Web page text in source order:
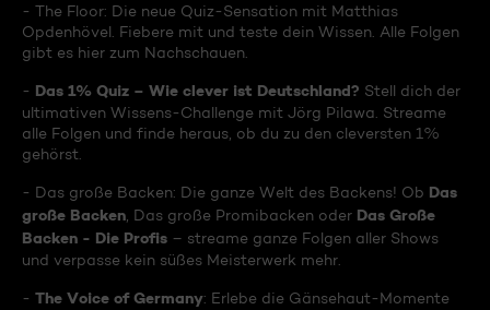
- The Floor: Die neue Quiz-Sensation mit Matthias
Opdenhövel. Fiebere mit und teste dein Wissen. Alle Folgen
gibt es hier zum Nachschauen.
- Das 1% Quiz – Wie clever ist Deutschland? Stell dich der
ultimativen Wissens-Challenge mit Jörg Pilawa. Streame
alle Folgen und finde heraus, ob du zu den cleversten 1%
gehörst.
- Das große Backen: Die ganze Welt des Backens! Ob Das
große Backen , Das große Promibacken oder Das Große
Backen - Die Profis – streame ganze Folgen aller Shows
und verpasse kein süßes Meisterwerk mehr.
- The Voice of Germany: Erlebe die Gänsehaut-Momente